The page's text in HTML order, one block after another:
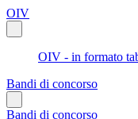
OIV
OIV - in formato
Bandi di concorso
Bandi di concorso